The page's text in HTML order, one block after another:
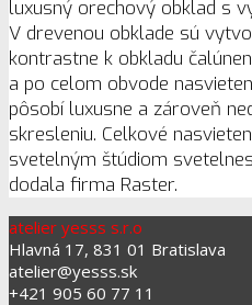
luxusný orechový obklad s
V drevenou obklade sú
kontrastne k obkladu
a po celom obvode
pôsobí luxusne a zároveň
skresleniu. Celkové
svetelným štúdiom
dodala firma Raster.
atelier yesss s.r.o
Hlavná 17, 831 01 Bratislava
atelier@yesss.sk
+421 905 60 77 11